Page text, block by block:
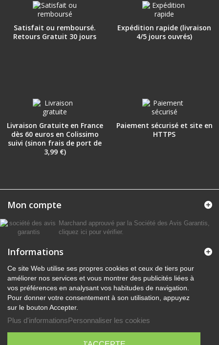
Satisfait ou remboursé.
Retours Gratuit 30 jours
Expédition rapide (livraison
4/5 jours ouvrés)
Livraison Gratuite en France
dès 60 euros en Colissimo
suivi (sinon frais de port de
3,99 €)
Paiement sécurisé et site en
HTTPS
Mon compte
Marchand approuvé par la Société des Avis Garantis,
cliquez ici pour vérifier.
Informations
Ce site Web utilise ses propres cookies et ceux de tiers pour
améliorer nos services et vous montrer des publicités liées à
vos préférences en analysant vos habitudes de navigation.
Pour donner votre consentement à son utilisation, appuyez
sur le bouton Accepter.
Plus d'informationsPersonnaliser les cookies